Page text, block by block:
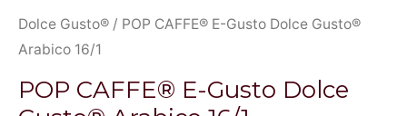
Dolce Gusto® / POP CAFFE® E-Gusto Dolce Gusto®
Arabico 16/1
POP CAFFE® E-Gusto Dolce